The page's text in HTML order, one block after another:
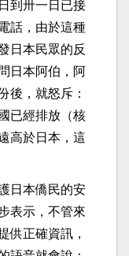
到卅一日已接
話，由於這種
日本民眾的反
日本阿伯，阿
後，就怒斥：
已經排放（核
高於日本，這
日本僑民的安
表示，不管來
供正確資訊，